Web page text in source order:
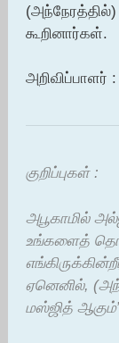
கூறினார்கள்.
அறிவிப்பாளர்
குறிப்புகள் :
அபூகாமில்
உங்களைத்
ஏனெனில்,
மஸ்ஜித்